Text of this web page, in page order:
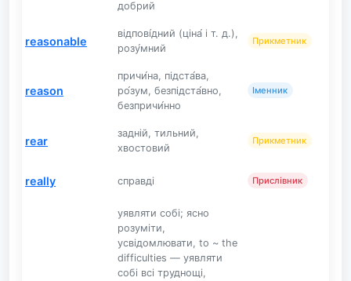
добрий
reasonable
відпові́дний (ціна́ і т. д.),
розу́мний
Прикметник
reason
причи́на, підста́ва,
ро́зум, безпідста́вно,
безпричи́нно
Іменник
rear
задній, тильний,
хвостовий
Прикметник
really справді Прислівник
уявляти собі; ясно
розуміти,
усвідомлювати, to ~ the
difficulties — уявляти
собі всі труднощі,